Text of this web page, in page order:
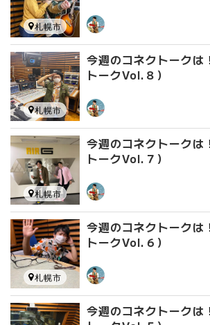
札幌市
今週のコネクトーク
トークVol.８）
札幌市
今週のコネクトーク
トークVol.７）
札幌市
今週のコネクトーク
トークVol.６）
札幌市
今週のコネクトーク